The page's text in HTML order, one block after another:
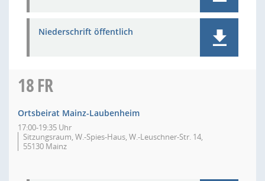
Niederschrift öffentlich
18FR
Ortsbeirat Mainz-Laubenheim
17:00-19:35 Uhr
Sitzungsraum, W.-Spies-Haus, W.-Leuschner-Str. 14,
55130 Mainz